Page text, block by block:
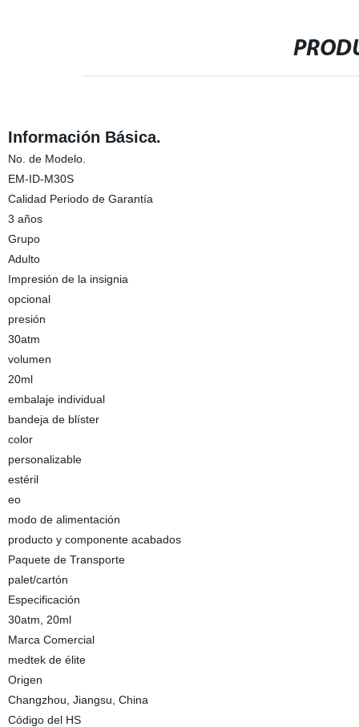
Información Básica.
No. de Modelo.
EM-ID-M30S
Calidad Periodo de Garantía
3 años
Grupo
Adulto
Impresión de la insignia
opcional
presión
30atm
volumen
20ml
embalaje individual
bandeja de blíster
color
personalizable
estéril
eo
modo de alimentación
producto y componente acabados
Paquete de Transporte
palet/cartón
Especificación
30atm, 20ml
Marca Comercial
medtek de élite
Origen
Changzhou, Jiangsu, China
Código del HS